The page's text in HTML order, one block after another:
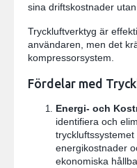
sina driftskostnader
Tryckluftverktyg är
användaren, men det
kompressorsystem.
Fördelar med
Energi- och
identifiera och
energikostnader
ekonomiska